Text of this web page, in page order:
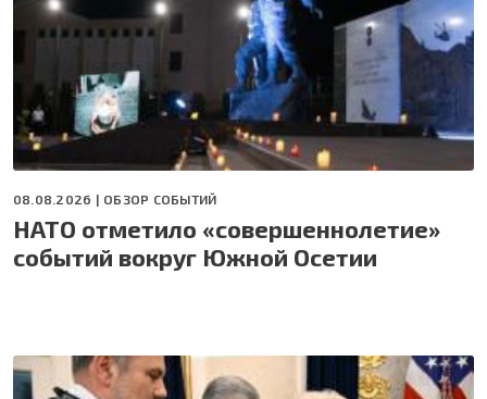
08.08.2026 | ОБЗОР СОБЫТИЙ
НАТО отметило «совершеннолетие»
событий вокруг Южной Осетии